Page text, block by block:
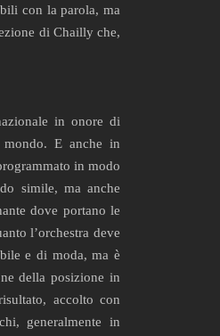
con la parola, ma
di Chailly che,
in onore di
E anche in
in modo
simile, ma anche
dove portano le
l’orchestra deve
e di moda, ma è
della posizione in
accolto con
generalmente in